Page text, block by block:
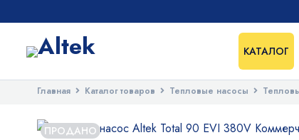
КАТАЛОГ
Главная Каталог товаров Тепловые насосы
ПРОДАНО